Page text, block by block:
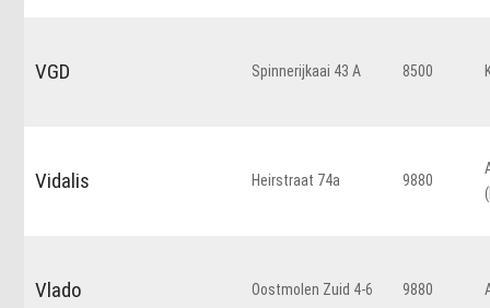
VGD Spinnerijkaai 43 A 8500
Vidalis Heirstraat 74a 9880
Vlado Oostmolen Zuid 4-6 9880